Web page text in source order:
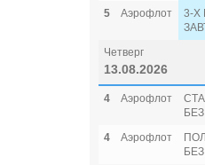
5
Аэрофлот
3-Х
Четверг
13.08.2026
4 Аэрофлот
4
Аэрофлот